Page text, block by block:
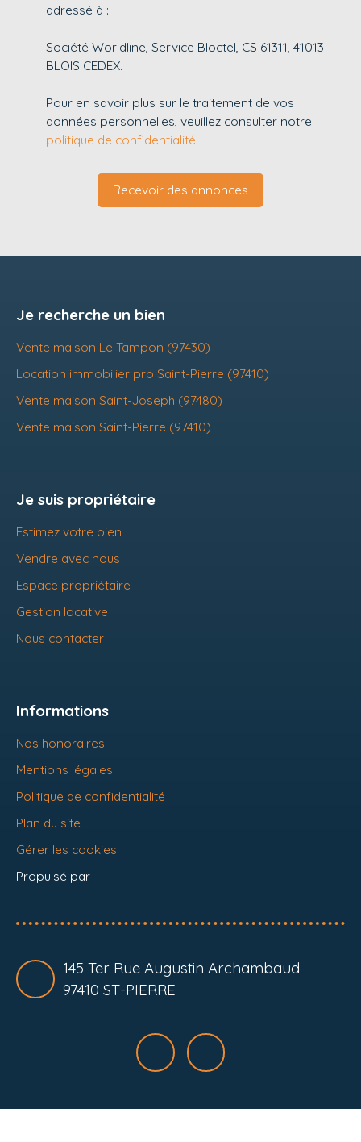
adressé à :
Société Worldline, Service Bloctel, CS 61311, 41013
BLOIS CEDEX.
Pour en savoir plus sur le traitement de vos
données personnelles, veuillez consulter notre
politique de confidentialité.
Recevoir des annonces
Je recherche un bien
Vente maison Le Tampon (97430)
Location immobilier pro Saint-Pierre (97410)
Vente maison Saint-Joseph (97480)
Vente maison Saint-Pierre (97410)
Je suis propriétaire
Estimez votre bien
Vendre avec nous
Espace propriétaire
Gestion locative
Nous contacter
Informations
Nos honoraires
Mentions légales
Politique de confidentialité
Plan du site
Gérer les cookies
Propulsé par
145 Ter Rue Augustin Archambaud
97410 ST-PIERRE